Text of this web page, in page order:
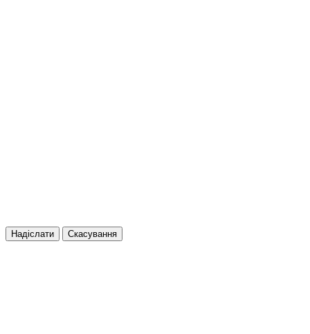
Надіслати Скасування